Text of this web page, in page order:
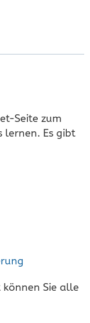
Seite zum
lernen. Es gibt
Sie alle